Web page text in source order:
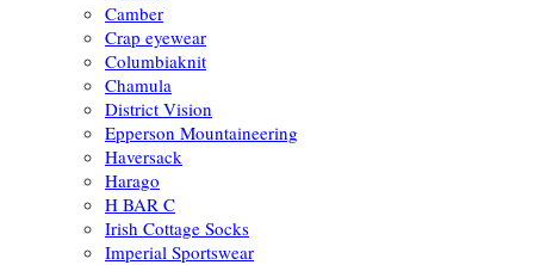
Camber
Crap eyewear
Columbiaknit
Chamula
District Vision
Epperson Mountaineering
Haversack
Harago
H BAR C
Irish Cottage Socks
Imperial Sportswear